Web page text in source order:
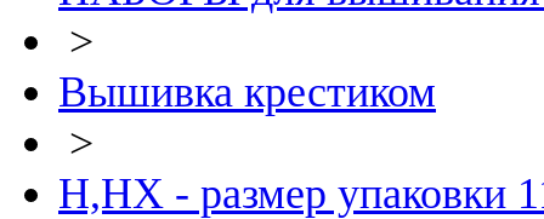
>
Вышивка крестиком
>
Н,HX - размер упаковки